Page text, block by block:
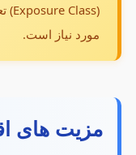
(Exposure Class) تعیین‌کننده نهایی نوع
مورد نیاز است.
مزیت های